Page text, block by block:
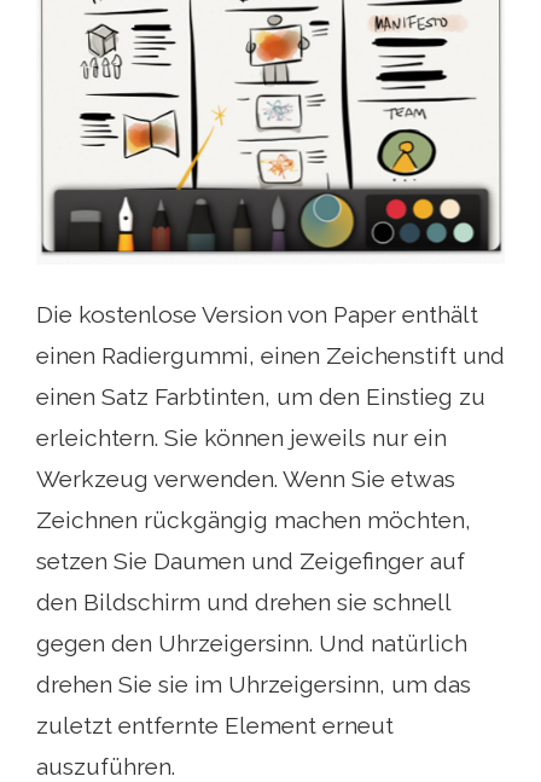
Die kostenlose Version von Paper enthält
einen Radiergummi, einen Zeichenstift und
einen Satz Farbtinten, um den Einstieg zu
erleichtern. Sie können jeweils nur ein
Werkzeug verwenden. Wenn Sie etwas
Zeichnen rückgängig machen möchten,
setzen Sie Daumen und Zeigefinger auf
den Bildschirm und drehen sie schnell
gegen den Uhrzeigersinn. Und natürlich
drehen Sie sie im Uhrzeigersinn, um das
zuletzt entfernte Element erneut
auszuführen.